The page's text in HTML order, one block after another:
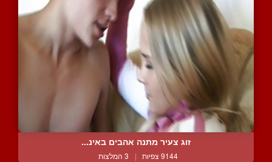
זוג צעיר מתנה אהבים באינ...
9144 צפיות | 3 המלצות